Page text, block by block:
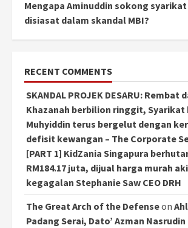
Mengapa Aminuddin sokong
disiasat dalam skandal MBI?
RECENT COMMENTS
SKANDAL PROJEK DESARU: Rembat
Khazanah berbilion ringgit, Syarikat
Muhyiddin terus bergelut dengan
defisit kewangan – The Corporate
[PART 1] KidZania Singapura
RM184.17 juta, dijual harga murah
kegagalan Stephanie Saw CEO DRH
The Great Arch of the Defenseon
Padang Serai, Dato’ Azman